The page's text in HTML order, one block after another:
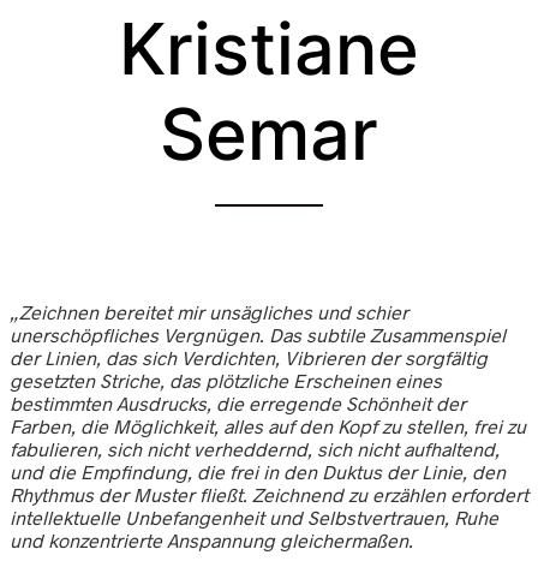
Kristiane
Semar
„Zeichnen bereitet mir unsägliches und schier
unerschöpfliches Vergnügen. Das subtile Zusammenspiel
der Linien, das sich Verdichten, Vibrieren der sorgfältig
gesetzten Striche, das plötzliche Erscheinen eines
bestimmten Ausdrucks, die erregende Schönheit der
Farben, die Möglichkeit, alles auf den Kopf zu stellen, frei zu
fabulieren, sich nicht verheddernd, sich nicht aufhaltend,
und die Empfindung, die frei in den Duktus der Linie, den
Rhythmus der Muster fließt. Zeichnend zu erzählen erfordert
intellektuelle Unbefangenheit und Selbstvertrauen, Ruhe
und konzentrierte Anspannung gleichermaßen.